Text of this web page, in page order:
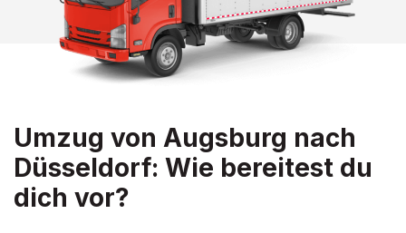
Umzug von Augsburg nach
Düsseldorf: Wie bereitest du
dich vor?